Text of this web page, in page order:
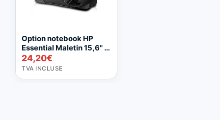
Option notebook HP
Essential Maletin 15,6'' |
Nouveau
24,20€
TVA INCLUSE